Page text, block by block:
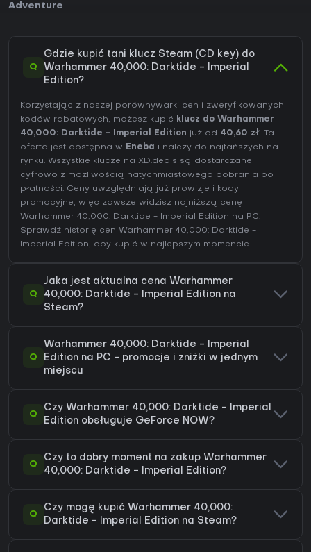
Adventure.
Q
Gdzie kupić tani klucz Steam (CD key) do
Warhammer 40,000: Darktide - Imperial
Edition?
Korzystając z naszej porównywarki cen i zweryfikowanych
kodów rabatowych, możesz kupić klucz do Warhammer
40,000: Darktide - Imperial Edition już od 40,60 zł. Ta
oferta jest dostępna w Eneba i należy do najtańszych na
rynku. Wszystkie klucze na XD.deals są dostarczane
cyfrowo z możliwością natychmiastowego pobrania po
płatności. Ceny uwzględniają już prowizje i kody
promocyjne, więc zawsze widzisz najniższą cenę
Warhammer 40,000: Darktide - Imperial Edition na PC.
Sprawdź historię cen Warhammer 40,000: Darktide -
Imperial Edition, aby kupić w najlepszym momencie.
Q
Jaka jest aktualna cena Warhammer
40,000: Darktide - Imperial Edition na
Steam?
Q
Warhammer 40,000: Darktide - Imperial
Edition na PC - promocje i zniżki w jednym
miejscu
Q
Czy Warhammer 40,000: Darktide - Imperial
Edition obsługuje GeForce NOW?
Q
Czy to dobry moment na zakup Warhammer
40,000: Darktide - Imperial Edition?
Q
Czy mogę kupić Warhammer 40,000:
Darktide - Imperial Edition na Steam?